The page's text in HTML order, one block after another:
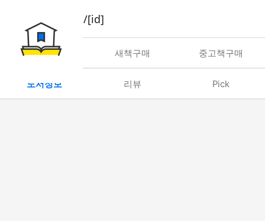
book/rent/[id]
대여 새책구매 중고책구매
도서정보 리뷰 Pick